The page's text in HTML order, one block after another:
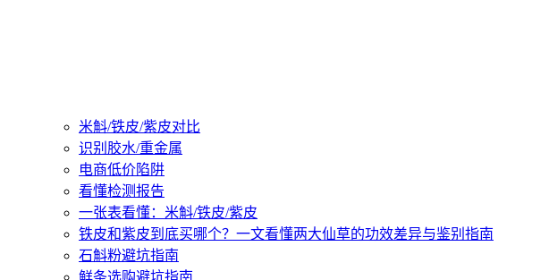
米斛/铁皮/紫皮对比
识别胶水/重金属
电商低价陷阱
看懂检测报告
一张表看懂：米斛/铁皮/紫皮
铁皮和紫皮到底买哪个？一文看懂两大仙草的功效差异与鉴别指南
石斛粉避坑指南
鲜条选购避坑指南